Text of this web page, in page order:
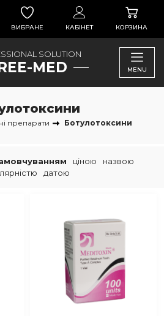
ВИБРАНЕ КАБІНЕТ КОРЗИНА
SOLUTION
MED MENU
препарати Ботулотоксини
ціною
назвою
датою